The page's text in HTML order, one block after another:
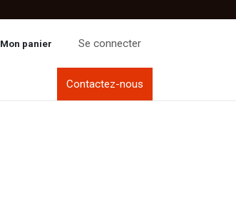
Mon panier Se connecter
Contactez-nous